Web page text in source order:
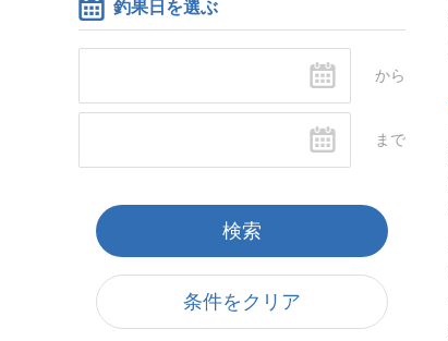
釣果日を選ぶ
条件をクリア